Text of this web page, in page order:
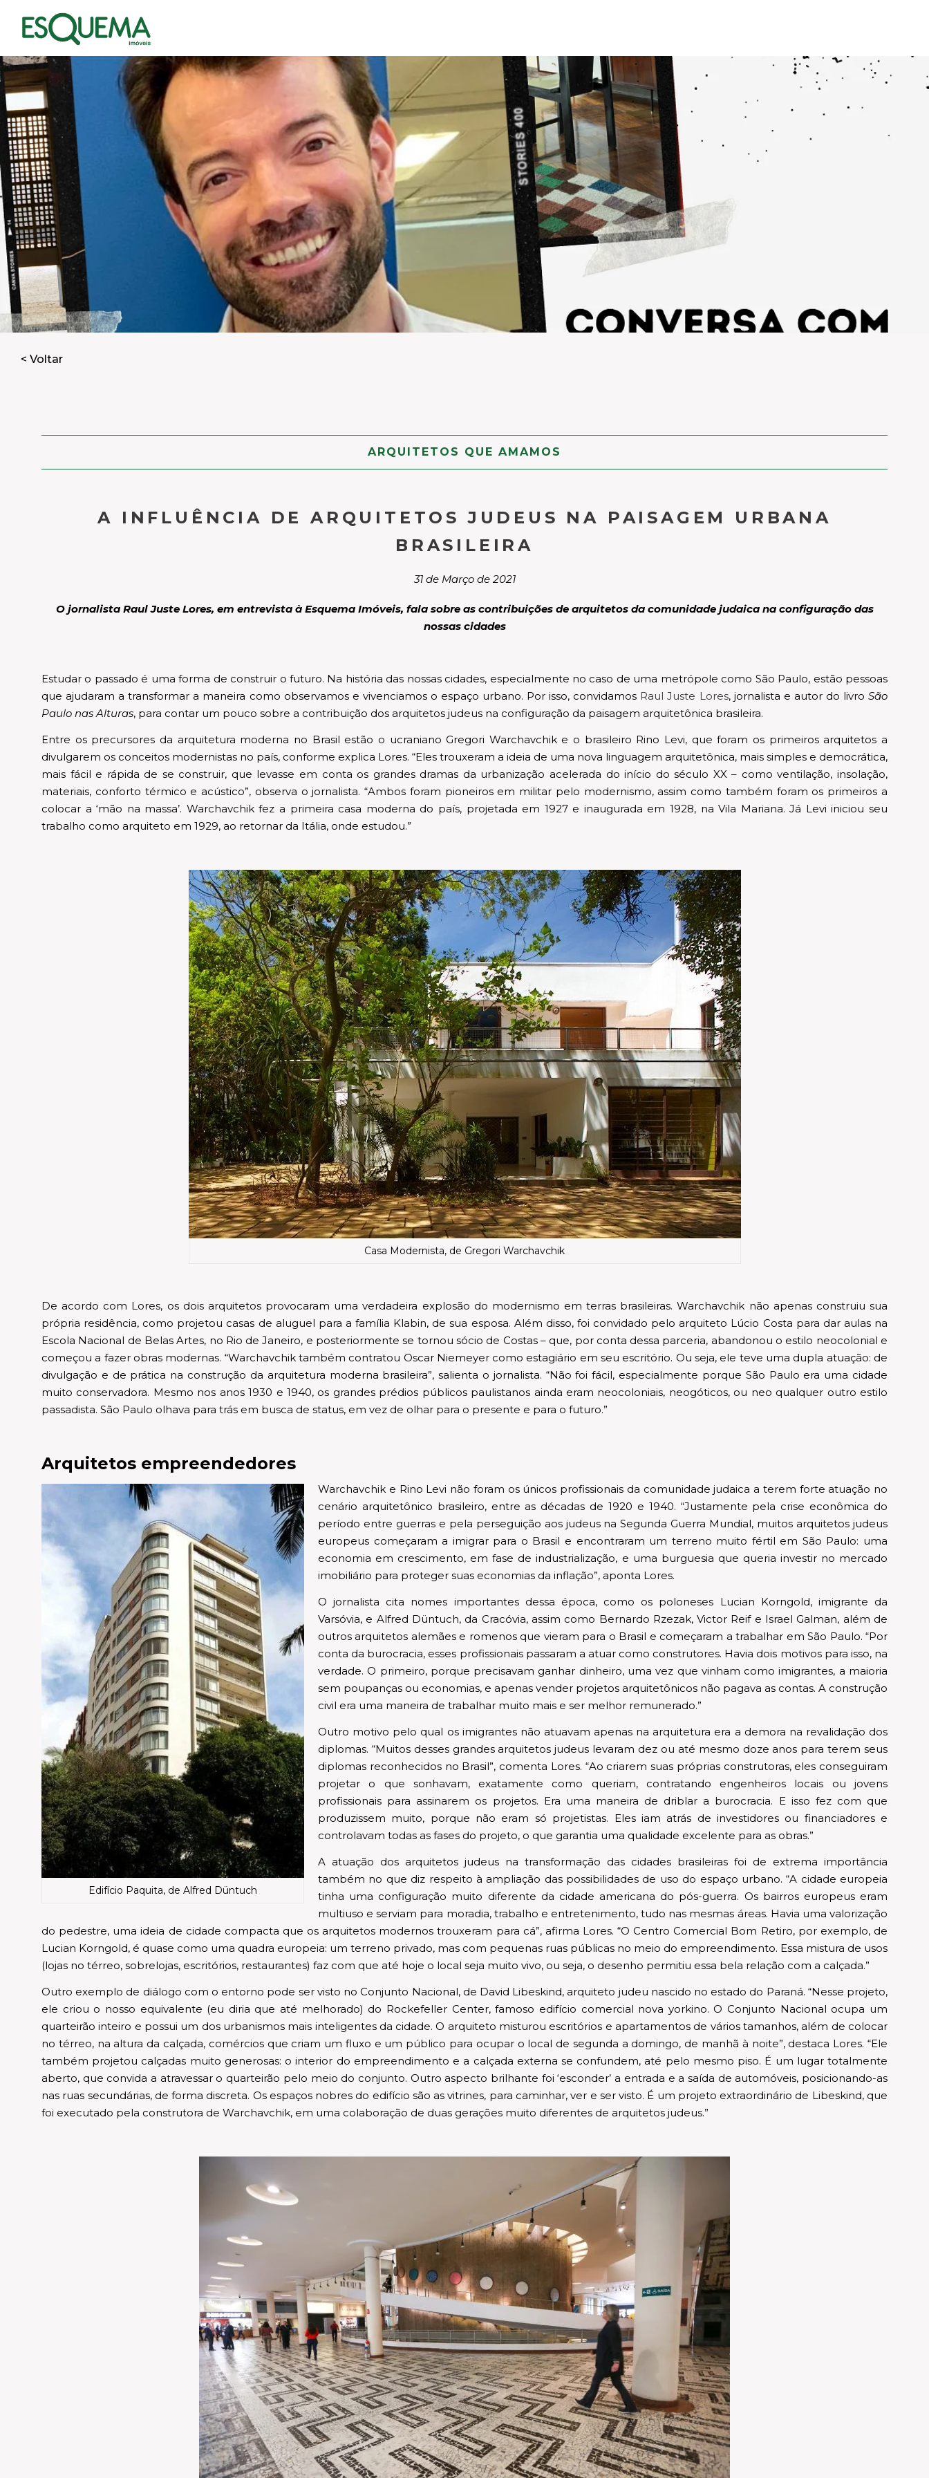
< Voltar
ARQUITETOS QUE AMAMOS
A INFLUÊNCIA DE ARQUITETOS JUDEUS NA PAISAGEM URBANA
BRASILEIRA
31 de Março de 2021
O jornalista Raul Juste Lores, em entrevista à Esquema Imóveis, fala sobre as contribuições de arquitetos da comunidade judaica na configuração das
nossas cidades
Estudar o passado é uma forma de construir o futuro. Na história das nossas cidades, especialmente no caso de uma metrópole como São Paulo, estão pessoas
que ajudaram a transformar a maneira como observamos e vivenciamos o espaço urbano. Por isso, convidamos Raul Juste Lores, jornalista e autor do livroSão
Paulo nas Alturas, para contar um pouco sobre a contribuição dos arquitetos judeus na configuração da paisagem arquitetônica brasileira.
Entre os precursores da arquitetura moderna no Brasil estão o ucraniano Gregori Warchavchik e o brasileiro Rino Levi, que foram os primeiros arquitetos a
divulgarem os conceitos modernistas no país, conforme explica Lores. “Eles trouxeram a ideia de uma nova linguagem arquitetônica, mais simples e democrática,
mais fácil e rápida de se construir, que levasse em conta os grandes dramas da urbanização acelerada do início do século XX – como ventilação, insolação,
materiais, conforto térmico e acústico”, observa o jornalista. “Ambos foram pioneiros em militar pelo modernismo, assim como também foram os primeiros a
colocar a ‘mão na massa’. Warchavchik fez a primeira casa moderna do país, projetada em 1927 e inaugurada em 1928, na Vila Mariana. Já Levi iniciou seu
trabalho como arquiteto em 1929, ao retornar da Itália, onde estudou.”
Casa Modernista, de Gregori Warchavchik
De acordo com Lores, os dois arquitetos provocaram uma verdadeira explosão do modernismo em terras brasileiras. Warchavchik não apenas construiu sua
própria residência, como projetou casas de aluguel para a família Klabin, de sua esposa. Além disso, foi convidado pelo arquiteto Lúcio Costa para dar aulas na
Escola Nacional de Belas Artes, no Rio de Janeiro, e posteriormente se tornou sócio de Costas – que, por conta dessa parceria, abandonou o estilo neocolonial e
começou a fazer obras modernas. “Warchavchik também contratou Oscar Niemeyer como estagiário em seu escritório. Ou seja, ele teve uma dupla atuação: de
divulgação e de prática na construção da arquitetura moderna brasileira”, salienta o jornalista. “Não foi fácil, especialmente porque São Paulo era uma cidade
muito conservadora. Mesmo nos anos 1930 e 1940, os grandes prédios públicos paulistanos ainda eram neocoloniais, neogóticos, ou neo qualquer outro estilo
passadista. São Paulo olhava para trás em busca de status, em vez de olhar para o presente e para o futuro.”
Arquitetos empreendedores
Edifício Paquita, de Alfred Düntuch
Warchavchik e Rino Levi não foram os únicos profissionais da comunidade judaica a terem forte atuação no
cenário arquitetônico brasileiro, entre as décadas de 1920 e 1940. “Justamente pela crise econômica do
período entre guerras e pela perseguição aos judeus na Segunda Guerra Mundial, muitos arquitetos judeus
europeus começaram a imigrar para o Brasil e encontraram um terreno muito fértil em São Paulo: uma
economia em crescimento, em fase de industrialização, e uma burguesia que queria investir no mercado
imobiliário para proteger suas economias da inflação”, aponta Lores.
O jornalista cita nomes importantes dessa época, como os poloneses Lucian Korngold, imigrante da
Varsóvia, e Alfred Düntuch, da Cracóvia, assim como Bernardo Rzezak, Victor Reif e Israel Galman, além de
outros arquitetos alemães e romenos que vieram para o Brasil e começaram a trabalhar em São Paulo. “Por
conta da burocracia, esses profissionais passaram a atuar como construtores. Havia dois motivos para isso, na
verdade. O primeiro, porque precisavam ganhar dinheiro, uma vez que vinham como imigrantes, a maioria
sem poupanças ou economias, e apenas vender projetos arquitetônicos não pagava as contas. A construção
civil era uma maneira de trabalhar muito mais e ser melhor remunerado.”
Outro motivo pelo qual os imigrantes não atuavam apenas na arquitetura era a demora na revalidação dos
diplomas. “Muitos desses grandes arquitetos judeus levaram dez ou até mesmo doze anos para terem seus
diplomas reconhecidos no Brasil”, comenta Lores. “Ao criarem suas próprias construtoras, eles conseguiram
projetar o que sonhavam, exatamente como queriam, contratando engenheiros locais ou jovens
profissionais para assinarem os projetos. Era uma maneira de driblar a burocracia. E isso fez com que
produzissem muito, porque não eram só projetistas. Eles iam atrás de investidores ou financiadores e
controlavam todas as fases do projeto, o que garantia uma qualidade excelente para as obras.”
A atuação dos arquitetos judeus na transformação das cidades brasileiras foi de extrema importância
também no que diz respeito à ampliação das possibilidades de uso do espaço urbano. “A cidade europeia
tinha uma configuração muito diferente da cidade americana do pós-guerra. Os bairros europeus eram
multiuso e serviam para moradia, trabalho e entretenimento, tudo nas mesmas áreas. Havia uma valorização
do pedestre, uma ideia de cidade compacta que os arquitetos modernos trouxeram para cá”, afirma Lores. “O Centro Comercial Bom Retiro, por exemplo, de
Lucian Korngold, é quase como uma quadra europeia: um terreno privado, mas com pequenas ruas públicas no meio do empreendimento. Essa mistura de usos
(lojas no térreo, sobrelojas, escritórios, restaurantes) faz com que até hoje o local seja muito vivo, ou seja, o desenho permitiu essa bela relação com a calçada.”
Outro exemplo de diálogo com o entorno pode ser visto no Conjunto Nacional, de David Libeskind, arquiteto judeu nascido no estado do Paraná. “Nesse projeto,
ele criou o nosso equivalente (eu diria que até melhorado) do Rockefeller Center, famoso edifício comercial nova yorkino. O Conjunto Nacional ocupa um
quarteirão inteiro e possui um dos urbanismos mais inteligentes da cidade. O arquiteto misturou escritórios e apartamentos de vários tamanhos, além de colocar
no térreo, na altura da calçada, comércios que criam um fluxo e um público para ocupar o local de segunda a domingo, de manhã à noite”, destaca Lores. “Ele
também projetou calçadas muito generosas: o interior do empreendimento e a calçada externa se confundem, até pelo mesmo piso. É um lugar totalmente
aberto, que convida a atravessar o quarteirão pelo meio do conjunto. Outro aspecto brilhante foi ‘esconder’ a entrada e a saída de automóveis, posicionando-as
nas ruas secundárias, de forma discreta. Os espaços nobres do edifício são as vitrines, para caminhar, ver e ser visto. É um projeto extraordinário de Libeskind, que
foi executado pela construtora de Warchavchik, em uma colaboração de duas gerações muito diferentes de arquitetos judeus.”